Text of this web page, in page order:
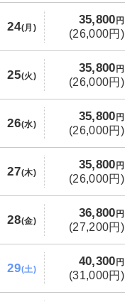
24(月)
35,800 円
(26,000円)
25(火)
35,800 円
(26,000円)
26(水)
35,800 円
(26,000円)
27(木)
35,800 円
(26,000円)
28(金)
36,800 円
(27,200円)
29(土)
40,300 円
(31,000円)